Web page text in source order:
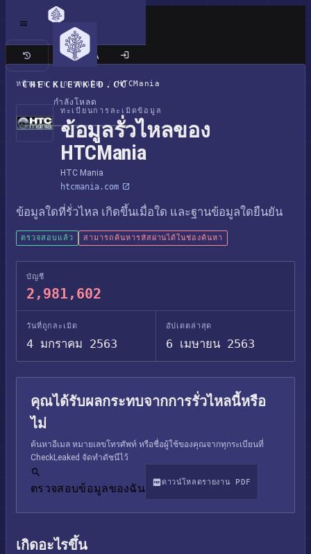
CHECKLEAKED.CC
กำลังโหลด
เว็บไซต์แบบคลาสสิก
หน้าแรก / การละเมิด / HTCMania
ทะเบียนการละเมิดข้อมูล
ข้อมูลรั่วไหลของ
HTCMania
HTC Mania
htcmania.com
ข้อมูลใดที่รั่วไหล เกิดขึ้นเมื่อใด และฐานข้อมูลใดยืนยัน
ตรวจสอบแล้ว สามารถค้นหารหัสผ่านได้ในช่องค้นหา
บัญชี
2,981,602
วันที่ถูกละเมิด
4 มกราคม 2563
อัปเดตล่าสุด
6 เมษายน 2563
คุณได้รับผลกระทบจากการรั่วไหลนี้หรือ
ไม่
ค้นหาอีเมล หมายเลขโทรศัพท์ หรือชื่อผู้ใช้ของคุณจากทุกระเบียนที่
CheckLeaked จัดทำดัชนีไว้
ตรวจสอบข้อมูลของฉัน ดาวน์โหลดรายงาน PDF
เกิดอะไรขึ้น